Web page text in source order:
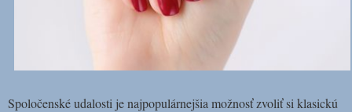
Spoločenské udalosti je najpopulárnejšia možnosť zvoliť si klasickú